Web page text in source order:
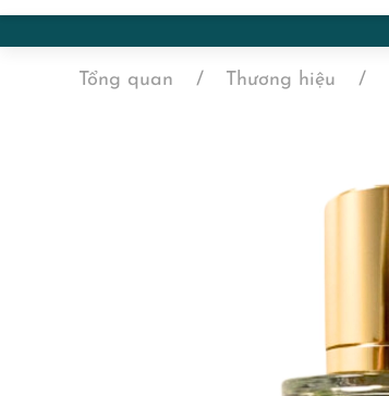
Tổng quan Thương hiệu